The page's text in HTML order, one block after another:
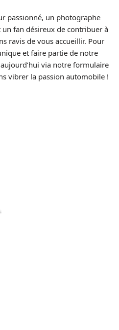
passionné, un photographe
fan désireux de contribuer à
ravis de vous accueillir. Pour
et faire partie de notre
via notre formulaire
vibrer la passion automobile !